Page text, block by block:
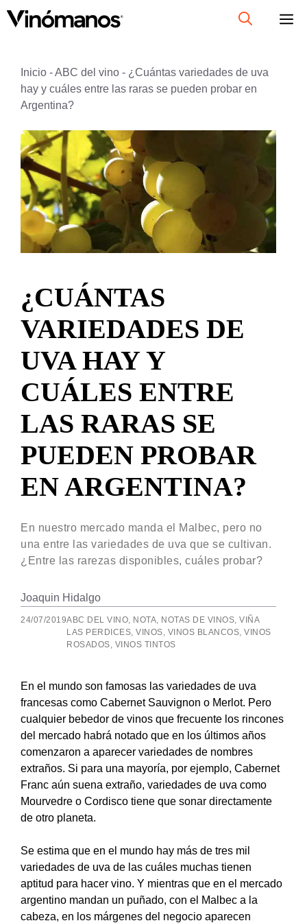
Inicio -ABC del vino - ¿Cuántas variedades de uva
hay y cuáles entre las raras se pueden probar en
Argentina?
¿CUÁNTAS
VARIEDADES DE
UVA HAY Y
CUÁLES ENTRE
LAS RARAS SE
PUEDEN PROBAR
EN ARGENTINA?
En nuestro mercado manda el Malbec, pero no
una entre las variedades de uva que se cultivan.
¿Entre las rarezas disponibles, cuáles probar?
Joaquin Hidalgo
24/07/2019ABC DEL VINO, NOTA, NOTAS DE VINOS, VIÑA
LAS PERDICES, VINOS, VINOS BLANCOS, VINOS
ROSADOS, VINOS TINTOS
En el mundo son famosas las variedades de uva
francesas como Cabernet Sauvignon o Merlot. Pero
cualquier bebedor de vinos que frecuente los rincones
del mercado habrá notado que en los últimos años
comenzaron a aparecer variedades de nombres
extraños. Si para una mayoría, por ejemplo, Cabernet
Franc aún suena extraño, variedades de uva como
Mourvedre o Cordisco tiene que sonar directamente
de otro planeta.
Se estima que en el mundo hay más de tres mil
variedades de uva de las cuáles muchas tienen
aptitud para hacer vino. Y mientras que en el mercado
argentino mandan un puñado, con el Malbec a la
cabeza, en los márgenes del negocio aparecen